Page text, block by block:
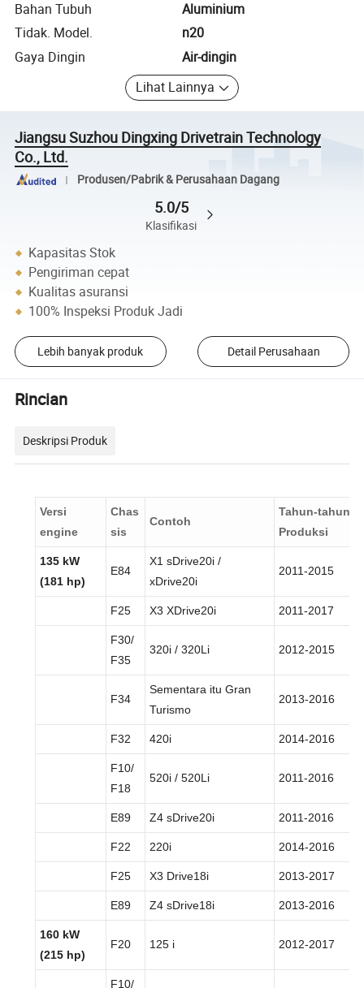
Bahan Tubuh
Aluminium
Tidak. Model.
n20
Gaya Dingin
Air-dingin
Lihat Lainnya
Jiangsu Suzhou Dingxing Drivetrain Technology
Co., Ltd.
Produsen/Pabrik & Perusahaan Dagang
5.0/5
Klasifikasi
Kapasitas Stok
Pengiriman cepat
Kualitas asuransi
100% Inspeksi Produk Jadi
Lebih banyak produk Detail Perusahaan
Rincian
Deskripsi Produk
Versi
engine
Chas
sis
Contoh
Tahun-tahun
Produksi
135 kW
(181 hp)
E84
X1 sDrive20i /
xDrive20i
2011-2015
F25 X3 XDrive20i 2011-2017
F30/
F35
320i / 320Li 2012-2015
F34
Sementara itu Gran
Turismo
2013-2016
F32 420i 2014-2016
F10/
F18
520i / 520Li 2011-2016
E89 Z4 sDrive20i 2011-2016
F22 220i 2014-2016
F25 X3 Drive18i 2013-2017
E89 Z4 sDrive18i 2013-2016
160 kW
(215 hp)
F20 125 i 2012-2017
F10/